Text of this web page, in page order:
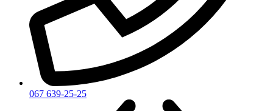
067 639-25-25